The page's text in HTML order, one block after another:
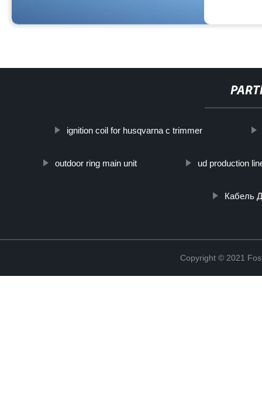
ignition coil for husqvarna c trimmer
outdoor ring main unit ud production
Кабель
Copyright © 2021